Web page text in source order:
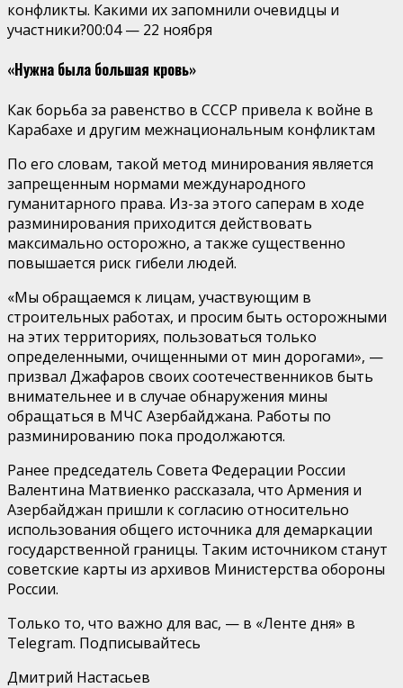
конфликты. Какими их запомнили очевидцы и
участники?00:04— 22 ноября
«Нужна была большая кровь»
Как борьба за равенство в СССР привела к войне в
Карабахе и другим межнациональным конфликтам
По его словам, такой метод минирования является
запрещенным нормами международного
гуманитарного права. Из-за этого саперам в ходе
разминирования приходится действовать
максимально осторожно, а также существенно
повышается риск гибели людей.
«Мы обращаемся к лицам, участвующим в
строительных работах, и просим быть осторожными
на этих территориях, пользоваться только
определенными, очищенными от мин дорогами», —
призвал Джафаров своих соотечественников быть
внимательнее и в случае обнаружения мины
обращаться в МЧС Азербайджана. Работы по
разминированию пока продолжаются.
Ранее председатель Совета Федерации России
Валентина Матвиенко рассказала, что Армения и
Азербайджан пришли к согласию относительно
использования общего источника для демаркации
государственной границы. Таким источником станут
советские карты из архивов Министерства обороны
России.
Только то, что важно для вас, — в «Ленте дня» в
Telegram. Подписывайтесь
Дмитрий Настасьев